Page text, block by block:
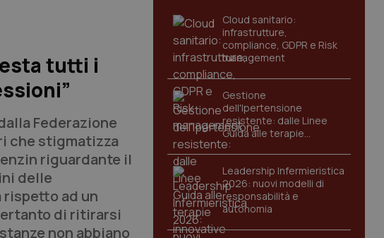
tutti i
Federazione
che stigmatizza
riguardante il
delle
ad un
di ritirarsi
non abbiano
Cloud sanitario:
infrastrutture,
compliance, GDPR e Risk
management
Gestione
dell'Ipertensione
resistente: dalle Linee
Guida alle terapie
innovative
Leadership Infermieristica
2026: nuovi modelli di
responsabilità e
autonomia